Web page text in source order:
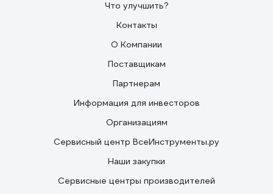
Что улучшить?
Контакты
О Компании
Поставщикам
Партнерам
Информация для инвесторов
Организациям
Сервисный центр ВсеИнструменты.ру
Наши закупки
Сервисные центры производителей